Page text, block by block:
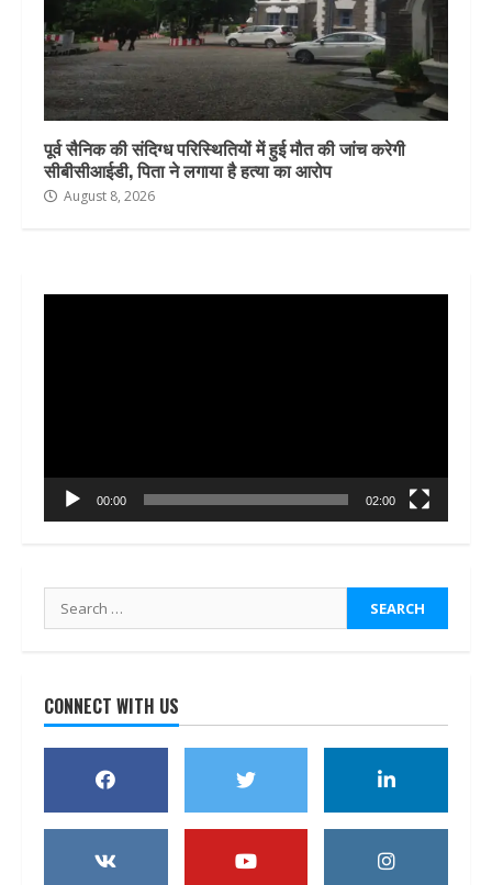
पूर्व सैनिक की संदिग्ध परिस्थितियों में हुई मौत की जांच करेगी
सीबीसीआईडी, पिता ने लगाया है हत्या का आरोप
August 8, 2026
00:00 02:00
Search
for:
CONNECT WITH US